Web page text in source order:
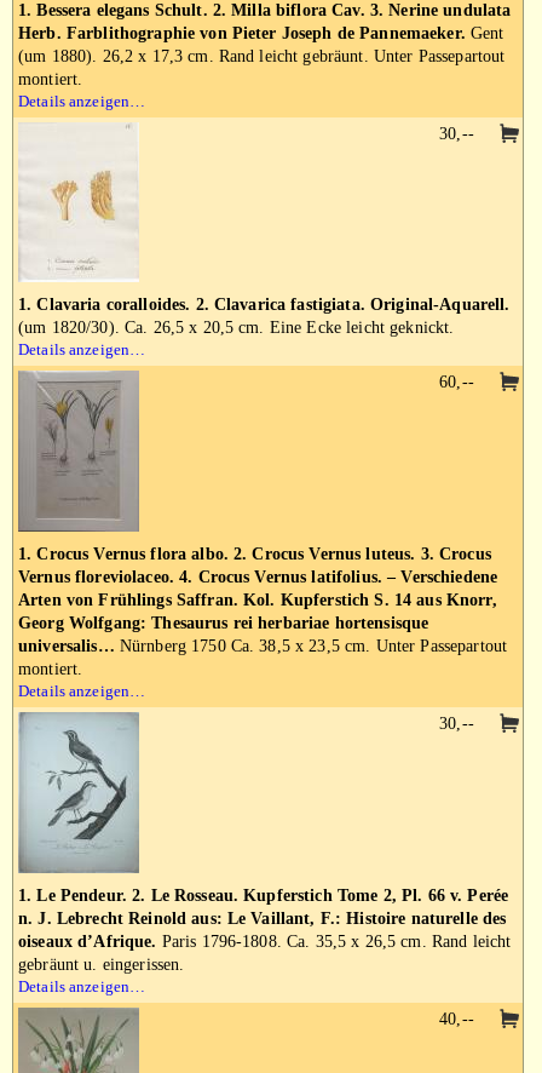
1. Bessera elegans Schult. 2. Milla biflora Cav. 3. Nerine undulata
Herb. Farblithographie von Pieter Joseph de Pannemaeker. Gent
(um 1880). 26,2 x 17,3 cm. Rand leicht gebräunt. Unter Passepartout
montiert.
Details anzeigen…
1. Clavaria coralloides. 2. Clavarica fastigiata. Original-Aquarell.
(um 1820/30). Ca. 26,5 x 20,5 cm. Eine Ecke leicht geknickt.
Details anzeigen…
30,--
1. Crocus Vernus flora albo. 2. Crocus Vernus luteus. 3. Crocus
Vernus floreviolaceo. 4. Crocus Vernus latifolius. – Verschiedene
Arten von Frühlings Saffran. Kol. Kupferstich S. 14 aus Knorr,
Georg Wolfgang: Thesaurus rei herbariae hortensisque
universalis… Nürnberg 1750 Ca. 38,5 x 23,5 cm. Unter Passepartout
montiert.
Details anzeigen…
60,--
1. Le Pendeur. 2. Le Rosseau. Kupferstich Tome 2, Pl. 66 v. Perée
n. J. Lebrecht Reinold aus: Le Vaillant, F.: Histoire naturelle des
oiseaux d’Afrique. Paris 1796-1808. Ca. 35,5 x 26,5 cm. Rand leicht
gebräunt u. eingerissen.
Details anzeigen…
30,--
40,--